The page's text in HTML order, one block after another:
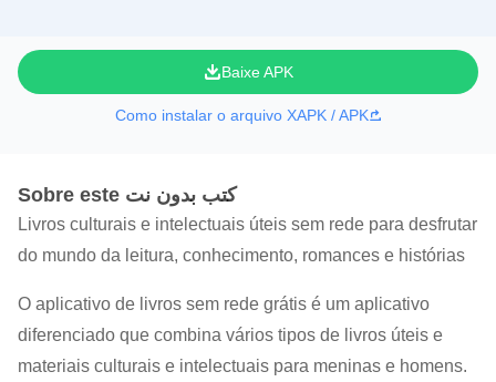
Baixe APK
Como instalar o arquivo XAPK / APK
Sobre este كتب بدون نت
Livros culturais e intelectuais úteis sem rede para desfrutar
do mundo da leitura, conhecimento, romances e histórias
O aplicativo de livros sem rede grátis é um aplicativo
diferenciado que combina vários tipos de livros úteis e
materiais culturais e intelectuais para meninas e homens.